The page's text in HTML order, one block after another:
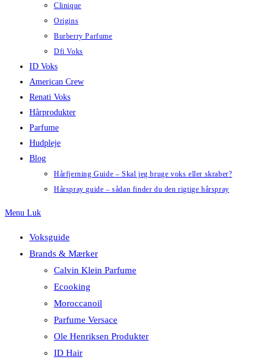
Clinique
Origins
Burberry Parfume
Dfi Voks
ID Voks
American Crew
Renati Voks
Hårprodukter
Parfume
Hudpleje
Blog
Hårfjerning Guide – Skal jeg bruge voks eller skraber?
Hårspray guide – sådan finder du den rigtige hårspray
Menu Luk
Voksguide
Brands & Mærker
Calvin Klein Parfume
Ecooking
Moroccanoil
Parfume Versace
Ole Henriksen Produkter
ID Hair